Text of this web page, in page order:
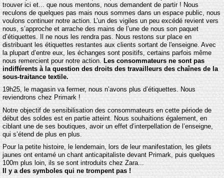
trouver ici et... que nous mentons, nous demandent de partir ! Nous
reculons de quelques pas mais nous sommes dans un espace public, nous
voulons continuer notre action. L’un des vigiles un peu excédé revient vers
nous, s’approche et arrache des mains de l’une de nous son paquet
d’étiquettes. Il ne nous les rendra pas. Nous restons sur place en
distribuant les étiquettes restantes aux clients sortant de l'enseigne. Avec
la plupart d’entre eux, les échanges sont positifs, certains parfois même
nous remercient pour notre action. Les consommateurs ne sont pas
indifférents à la question des droits des travailleurs des chaînes de la
sous-traitance textile.
19h25, le magasin va fermer, nous n’avons plus d’étiquettes. Nous
reviendrons chez Primark !
Notre objectif de sensibilisation des consommateurs en cette période de
début des soldes est en partie atteint. Nous souhaitions également, en
ciblant une de ses boutiques, avoir un effet d’interpellation de l’enseigne,
qui s’étend de plus en plus.
Pour la petite histoire, le lendemain, lors de leur manifestation, les gilets
jaunes ont entamé un chant anticapitaliste devant Primark, puis quelques
100m plus loin, ils se sont introduits chez Zara...
Il y a des symboles qui ne trompent pas !